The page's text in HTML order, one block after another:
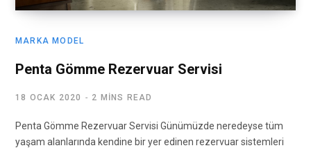
MARKA MODEL
Penta Gömme Rezervuar Servisi
18 OCAK 2020 2 MINS READ
Penta Gömme Rezervuar Servisi Günümüzde neredeyse tüm
yaşam alanlarında kendine bir yer edinen rezervuar sistemleri